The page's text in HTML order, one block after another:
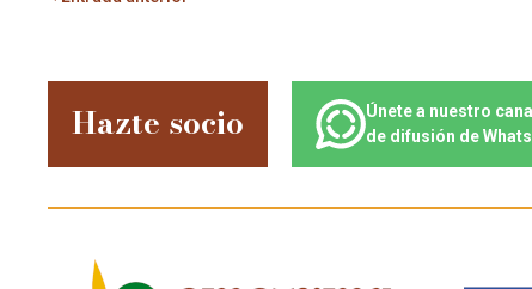
Hazte socio
Únete a nuestro canal
de difusión de